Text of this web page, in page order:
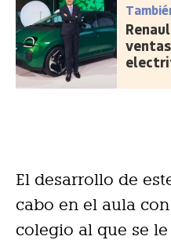
El desarrollo de
cabo en el aula
colegio al que se